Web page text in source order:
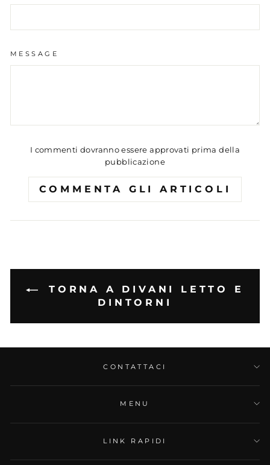
MESSAGE
I commenti dovranno essere approvati prima della
pubblicazione
COMMENTA GLI ARTICOLI
TORNA A DIVANI LETTO E
DINTORNI
CONTATTACI
MENU
LINK RAPIDI